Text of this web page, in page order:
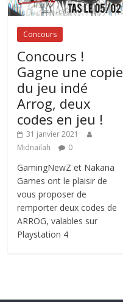
Concours
Concours !
Gagne une copie
du jeu indé
Arrog, deux
codes en jeu !
31 janvier 2021
Midnailah
0
GamingNewZ et Nakana
Games ont le plaisir de
vous proposer de
remporter deux codes de
ARROG, valables sur
Playstation 4